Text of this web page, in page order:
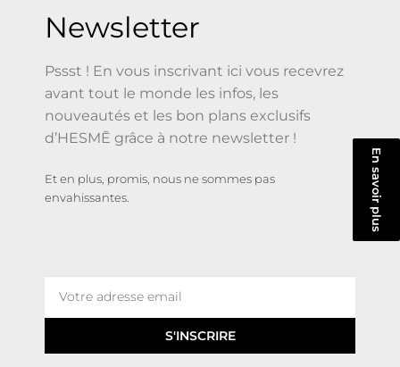
En savoir plus
Newsletter
Pssst ! En vous inscrivant ici vous recevrez
avant tout le monde les infos, les
nouveautés et les bon plans exclusifs
d’HESMĒ grâce à notre newsletter !
Et en plus, promis, nous ne sommes pas
envahissantes.
S'INSCRIRE